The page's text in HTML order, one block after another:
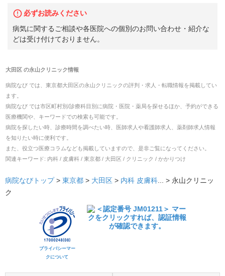
必ずお読みください
病気に関するご相談や各医院への個別のお問い合わせ・紹介な
どは受け付けておりません。
大田区の永山クリニック情報
病院なび では、 東京都大田区の永山クリニックの評判・求人・転職情報を掲載してい
ます。
病院なび では市区町村別/診療科目別に病院・医院・薬局を探せるほか、予約ができる
医療機関や、キーワードでの検索も可能です。
病院を探したい時、診療時間を調べたい時、医師求人や看護師求人、薬剤師求人情報
を知りたい時に便利です。
また、役立つ医療コラムなども掲載していますので、是非ご覧になってください。
関連キーワード: 内科 / 皮膚科 / 東京都 / 大田区 / クリニック / かかりつけ
病院なびトップ > 東京都 > 大田区 > 内科 皮膚科... > 永山クリニッ
ク
プライバシーマー
クについて